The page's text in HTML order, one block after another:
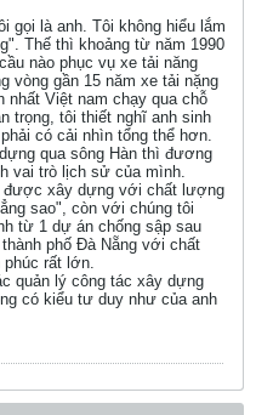
gọi là anh. Tôi không hiểu lắm
Thế thì khoảng từ năm 1990
nào phục vụ xe tải năng
vòng gần 15 năm xe tải nặng
Việt nam chạy qua chỗ
trọng, tôi thiết nghĩ anh sinh
có cải nhìn tổng thể hơn.
qua sông Hàn thì đương
vai trò lịch sử của mình.
được xây dựng với chất lượng
sao", còn với chúng tôi
từ 1 dự án chống sập sau
phố Đà Nẵng với chất
phúc rất lớn.
quản lý công tác xây dựng
có kiểu tư duy như của anh